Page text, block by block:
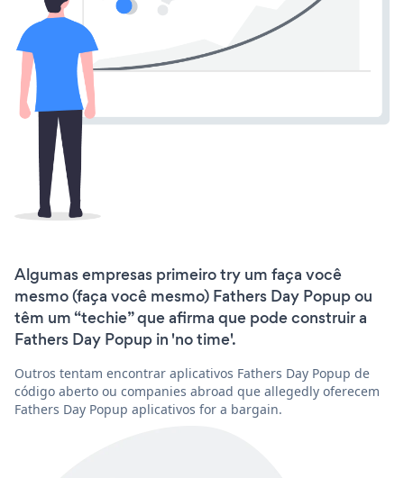
Algumas empresas primeiro try um faça você
mesmo (faça você mesmo) Fathers Day Popup ou
têm um “techie” que afirma que pode construir a
Fathers Day Popup in 'no time'.
Outros tentam encontrar aplicativos Fathers Day Popup de
código aberto ou companies abroad que allegedly oferecem
Fathers Day Popup aplicativos for a bargain.